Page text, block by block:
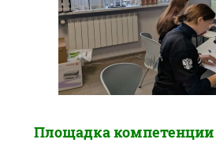
Площадка компетенции